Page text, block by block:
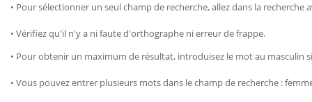
• Pour sélectionner un seul champ de recherche, allez dans la recherche
• Vérifiez qu'il n'y a ni faute d'orthographe ni erreur de frappe.
• Pour obtenir un maximum de résultat, introduisez le mot au masculin
• Vous pouvez entrer plusieurs mots dans le champ de recherche :